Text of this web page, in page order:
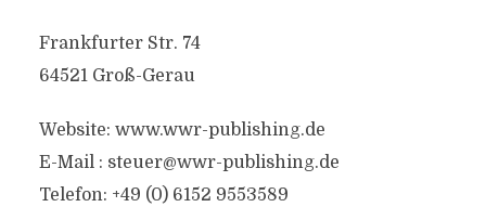
Frankfurter Str. 74
64521 Groß-Gerau
Website: www.wwr-publishing.de
E-Mail : steuer@wwr-publishing.de
Telefon: +49 (0) 6152 9553589